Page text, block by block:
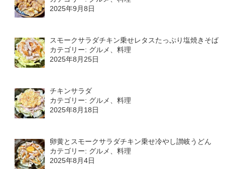
2025年9月8日
スモークサラダチキン乗せレタスたっぷり塩焼きそば
カテゴリー: グルメ、料理
2025年8月25日
チキンサラダ
カテゴリー: グルメ、料理
2025年8月18日
卵黄とスモークサラダチキン乗せ冷やし讃岐うどん
カテゴリー: グルメ、料理
2025年8月4日